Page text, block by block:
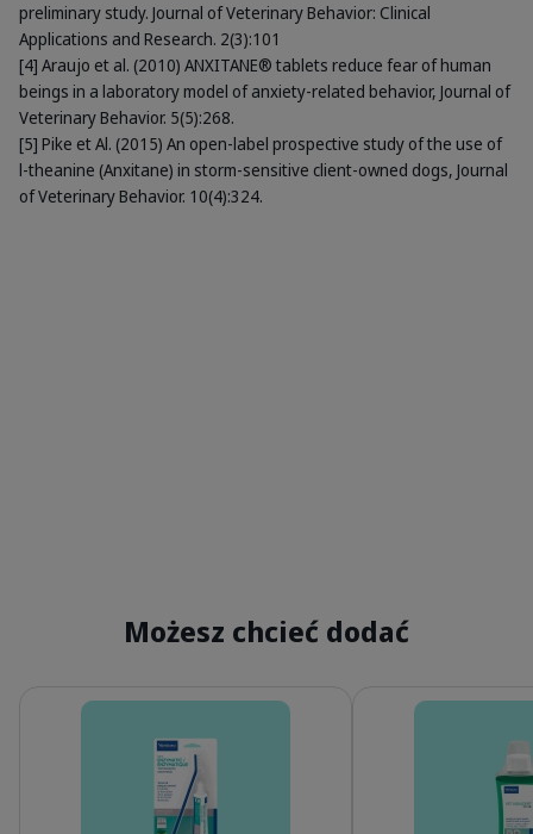
preliminary study. Journal of Veterinary Behavior: Clinical
Applications and Research. 2(3):101
[4] Araujo et al. (2010) ANXITANE® tablets reduce fear of human
beings in a laboratory model of anxiety-related behavior, Journal of
Veterinary Behavior. 5(5):268.
[5] Pike et Al. (2015) An open-label prospective study of the use of
l-theanine (Anxitane) in storm-sensitive client-owned dogs, Journal
of Veterinary Behavior. 10(4):324.
Możesz chcieć dodać
Szczegóły Szczegóły